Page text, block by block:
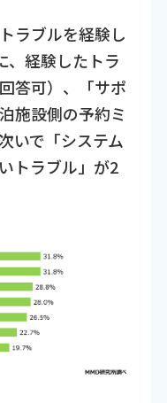
ラブルを経験し
、経験したトラ
答可）、「サポ
施設側の予約ミ
いで「システム
トラブル」が2